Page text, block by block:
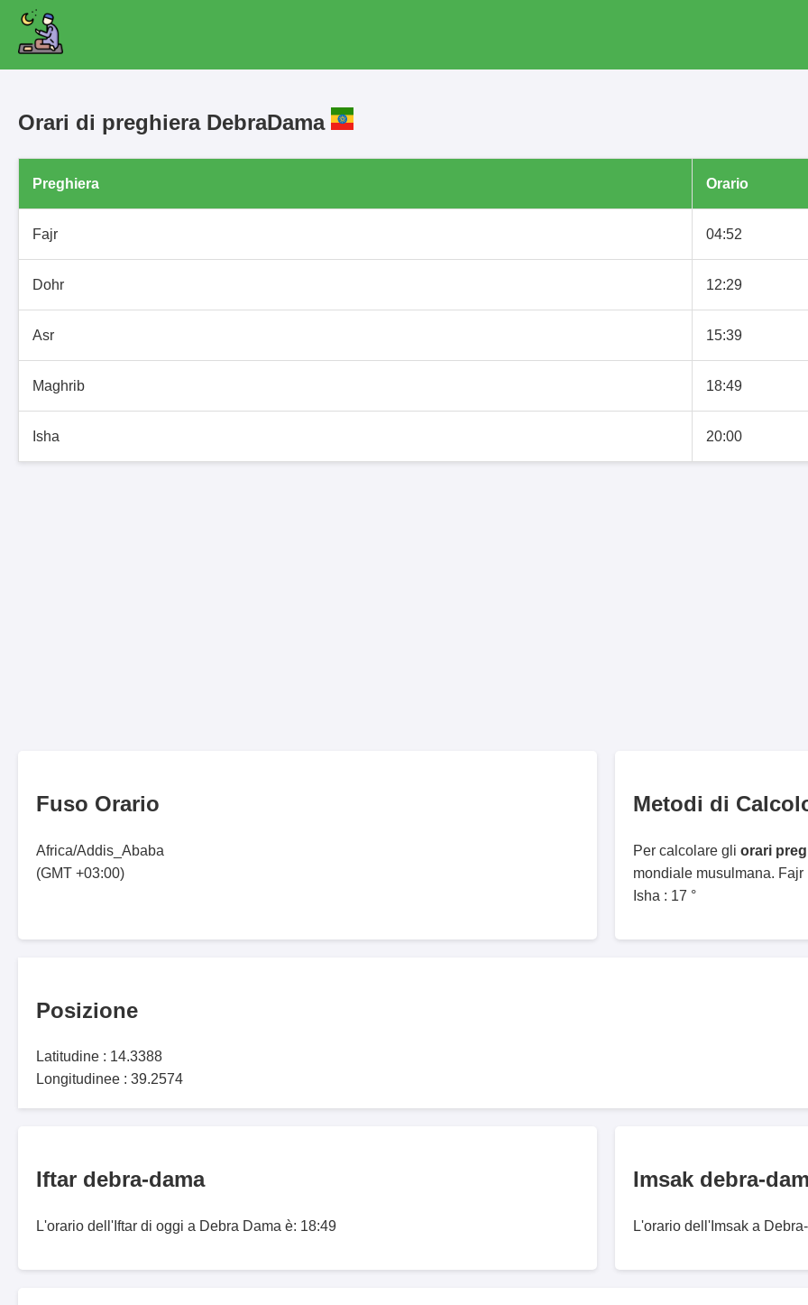
Orari di preghiera DebraDama
Preghiera Orario
Fajr 04:52
Dohr 12:29
Asr 15:39
Maghrib 18:49
Isha 20:00
Fuso Orario
Africa/Addis_Ababa
(GMT +03:00)
Metodi di
Per calcolare gli orari
mondiale musulmana. Fajr
Isha : 17 °
Posizione
Latitudine : 14.3388
Longitudinee : 39.2574
Iftar debra-dama
L'orario dell'Iftar di oggi a Debra Dama è: 18:49
Imsak debra-
L'orario dell'Imsak a